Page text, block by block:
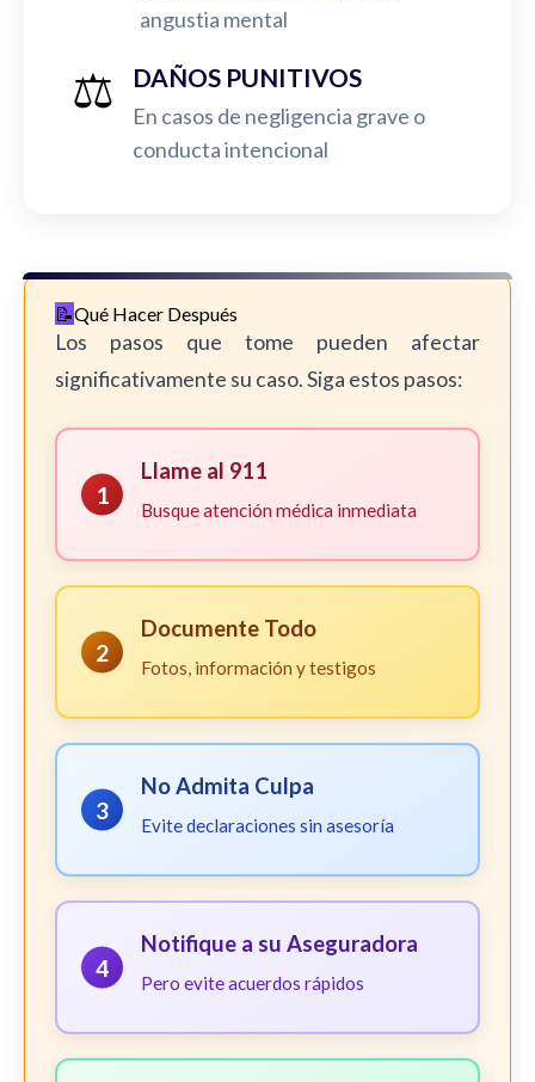
angustia mental
⚖️ DAÑOS PUNITIVOS
En casos de negligencia grave o
conducta intencional
Qué Hacer Después
Los pasos que tome pueden afectar
significativamente su caso. Siga estos pasos:
1
Llame al 911
Busque atención médica inmediata
2
Documente Todo
Fotos, información y testigos
3
No Admita Culpa
Evite declaraciones sin asesoría
4
Notifique a su Aseguradora
Pero evite acuerdos rápidos